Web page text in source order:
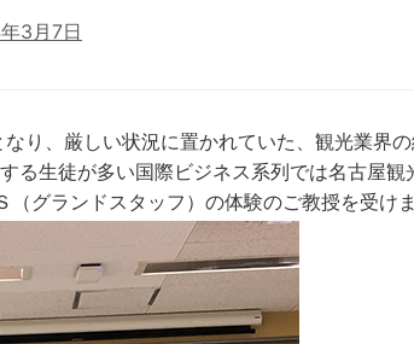
3月7日
り、厳しい状況に置かれていた、観光業界
る生徒が多い国際ビジネス系列では名古屋観
グランドスタッフ）の体験のご教授を受けま